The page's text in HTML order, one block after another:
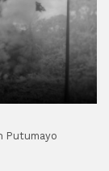
Putumayo